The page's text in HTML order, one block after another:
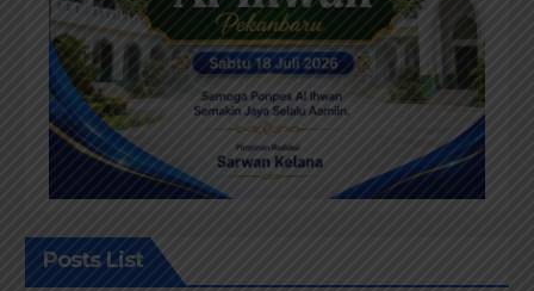
Posts List